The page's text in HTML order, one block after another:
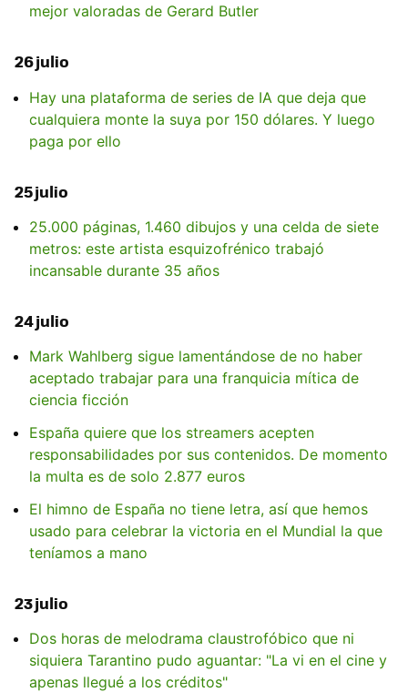
mejor valoradas de Gerard Butler
26 julio
Hay una plataforma de series de IA que deja que
cualquiera monte la suya por 150 dólares. Y luego
paga por ello
25 julio
25.000 páginas, 1.460 dibujos y una celda de siete
metros: este artista esquizofrénico trabajó
incansable durante 35 años
24 julio
Mark Wahlberg sigue lamentándose de no haber
aceptado trabajar para una franquicia mítica de
ciencia ficción
España quiere que los streamers acepten
responsabilidades por sus contenidos. De momento
la multa es de solo 2.877 euros
El himno de España no tiene letra, así que hemos
usado para celebrar la victoria en el Mundial la que
teníamos a mano
23 julio
Dos horas de melodrama claustrofóbico que ni
siquiera Tarantino pudo aguantar: "La vi en el cine y
apenas llegué a los créditos"